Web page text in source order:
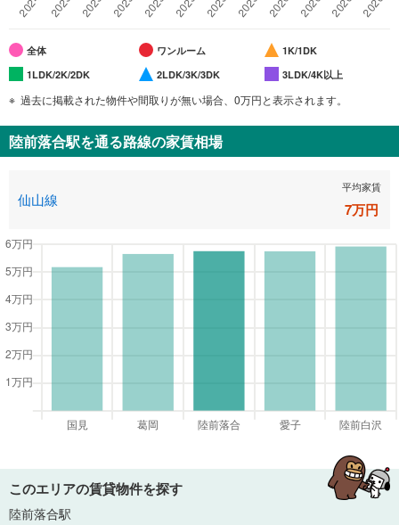
全体 ワンルーム
1K/1DK
1LDK/2K/2DK
2LDK/3K/3DK 3LDK/4K以上
過去に掲載された物件や間取りが無い場合、0万円と表示されます。
陸前落合駅を通る路線の家賃相場
仙山線
平均家賃
7万円
このエリアの賃貸物件を探す
陸前落合駅